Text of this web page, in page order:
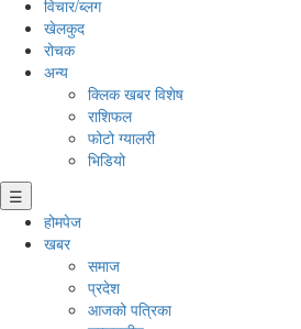
विचार/ब्लग
खेलकुद
रोचक
अन्य
क्लिक खबर विशेष
राशिफल
फोटो ग्यालरी
भिडियो
☰
होमपेज
खबर
समाज
प्रदेश
आजको पत्रिका